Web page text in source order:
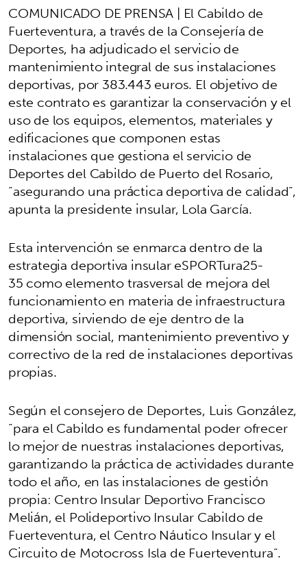
COMUNICADO DE PRENSA | El Cabildo de
Fuerteventura, a través de la Consejería de
Deportes, ha adjudicado el servicio de
mantenimiento integral de sus instalaciones
deportivas, por 383.443 euros. El objetivo de
este contrato es garantizar la conservación y el
uso de los equipos, elementos, materiales y
edificaciones que componen estas
instalaciones que gestiona el servicio de
Deportes del Cabildo de Puerto del Rosario,
“asegurando una práctica deportiva de calidad”,
apunta la presidente insular, Lola García.
Esta intervención se enmarca dentro de la
estrategia deportiva insular eSPORTura25-
35 como elemento trasversal de mejora del
funcionamiento en materia de infraestructura
deportiva, sirviendo de eje dentro de la
dimensión social, mantenimiento preventivo y
correctivo de la red de instalaciones deportivas
propias.
Según el consejero de Deportes, Luis González,
“para el Cabildo es fundamental poder ofrecer
lo mejor de nuestras instalaciones deportivas,
garantizando la práctica de actividades durante
todo el año, en las instalaciones de gestión
propia: Centro Insular Deportivo Francisco
Melián, el Polideportivo Insular Cabildo de
Fuerteventura, el Centro Náutico Insular y el
Circuito de Motocross Isla de Fuerteventura”.